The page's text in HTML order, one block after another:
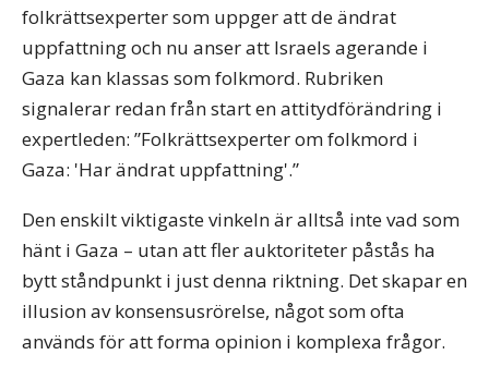
folkrättsexperter som uppger att de ändrat
uppfattning och nu anser att Israels agerande i
Gaza kan klassas som folkmord. Rubriken
signalerar redan från start en attitydförändring i
expertleden: ”Folkrättsexperter om folkmord i
Gaza: 'Har ändrat uppfattning'.”
Den enskilt viktigaste vinkeln är alltså inte vad som
hänt i Gaza – utan att fler auktoriteter påstås ha
bytt ståndpunkt i just denna riktning. Det skapar en
illusion av konsensusrörelse, något som ofta
används för att forma opinion i komplexa frågor.